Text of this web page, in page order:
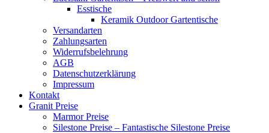
Esstische
Keramik Outdoor Gartentische
Versandarten
Zahlungsarten
Widerrufsbelehrung
AGB
Datenschutzerklärung
Impressum
Kontakt
Granit Preise
Marmor Preise
Silestone Preise – Fantastische Silestone Preise